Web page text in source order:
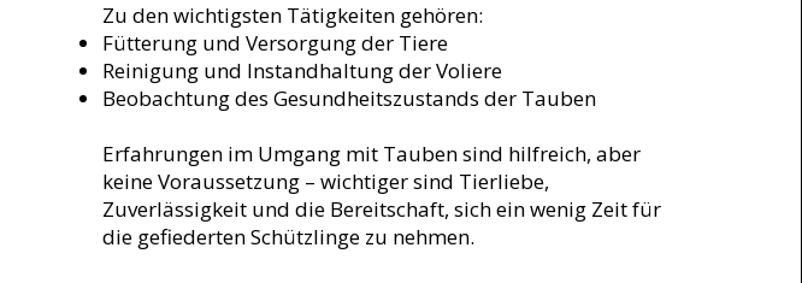
Zu den wichtigsten Tätigkeiten gehören:
Fütterung und Versorgung der Tiere
Reinigung und Instandhaltung der Voliere
Beobachtung des Gesundheitszustands der Tauben
Erfahrungen im Umgang mit Tauben sind hilfreich, aber
keine Voraussetzung – wichtiger sind Tierliebe,
Zuverlässigkeit und die Bereitschaft, sich ein wenig Zeit für
die gefiederten Schützlinge zu nehmen.